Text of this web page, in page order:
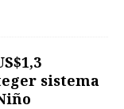
sistema